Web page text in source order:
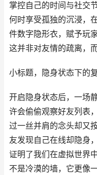
掌控自己的时间与社交
何时享受孤独的沉浸，
件数字隐形衣，赋予玩
这并非对友情的疏离，
小标题，隐身状态下的
开启隐身状态后，一场
许会偷偷观察好友列表
过一丝并肩的念头却又
友发现自己在线却隐身
证明了我们在虚拟世界
不是冷漠的墙，它更像